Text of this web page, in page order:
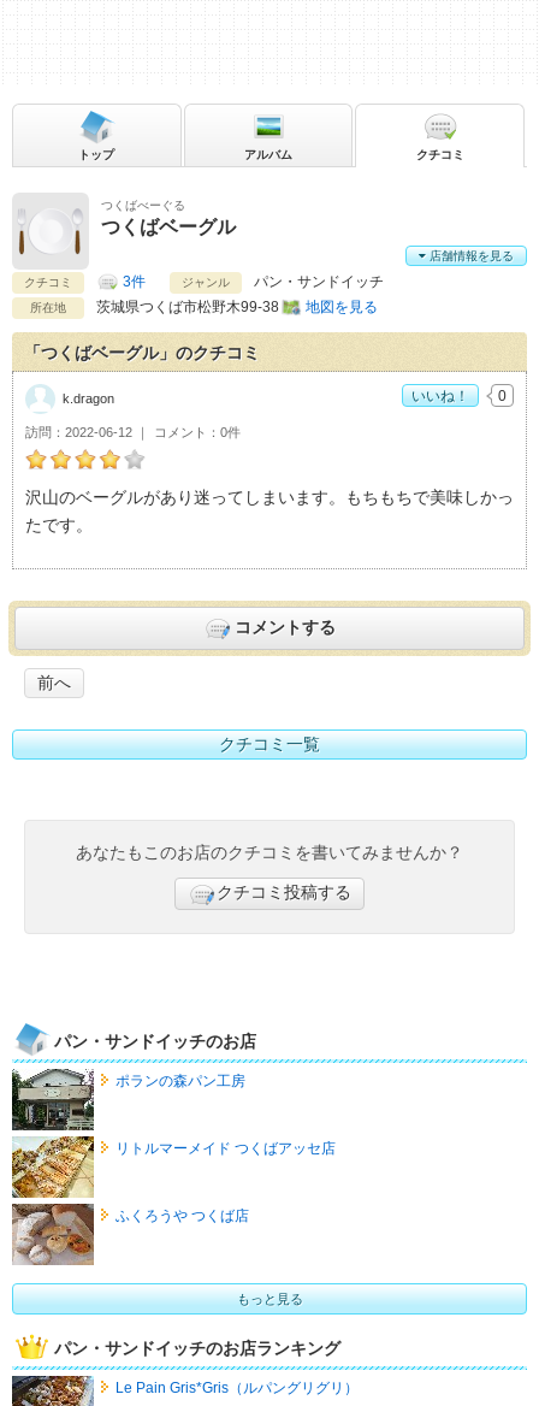
つくばべーぐる
つくばベーグル
クチコミ 3件 ジャンル パン・サンドイッチ
所在地 茨城県つくば市松野木99-38 地図を見る
店舗情報を見る
トップ アルバム クチコミ
「つくばベーグル」のクチコミ
k.dragonのつくばベーグルおすすめ度：
沢山のベーグルがあり迷ってしまいます。もちもちで美味しかっ
たです。
訪問 2022-06-12 コメント 0件
k.dragon いいね！ 0
コメントする
前へ
クチコミ一覧
あなたもこのお店のクチコミを書いてみませんか？
クチコミ投稿する
パン・サンドイッチのお店
ポランの森パン工房
リトルマーメイド つくばアッセ店
ふくろうや つくば店
もっと見る
パン・サンドイッチのお店ランキング
Le Pain Gris*Gris（ルパングリグリ）